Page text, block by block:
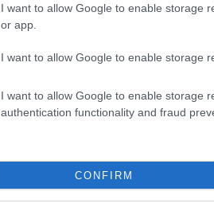
I want to allow Google to enable storage
or app.
I want to allow Google to enable storage
I want to allow Google to enable storage
authentication functionality and fraud
CONFIRM